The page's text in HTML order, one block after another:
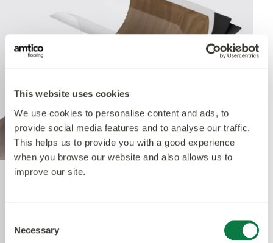
This website uses cookies
We use cookies to personalise content and ads, to
provide social media features and to analyse our traffic.
This helps us to provide you with a good experience
when you browse our website and also allows us to
improve our site.
Selection
Necessary
Quantum Guard Elite